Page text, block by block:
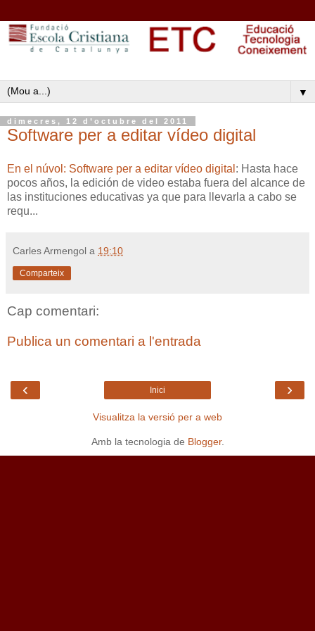
▼
dimecres, 12 d’octubre del 2011
Software per a editar vídeo digital
En el núvol: Software per a editar vídeo digital : Hasta hace
pocos años, la edición de video estaba fuera del alcance de
las instituciones educativas ya que para llevarla a cabo se
requ...
Carles Armengol a 19:10
Comparteix
Cap comentari:
Publica un comentari a l'entrada
‹ ›
Inici
Visualitza la versió per a web
Amb la tecnologia de Blogger.